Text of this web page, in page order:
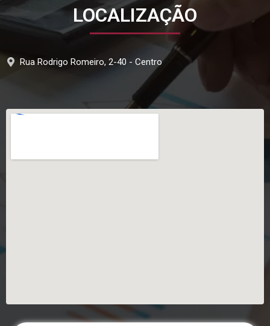
LOCALIZAÇÃO
Rua Rodrigo Romeiro, 2-40 - Centro